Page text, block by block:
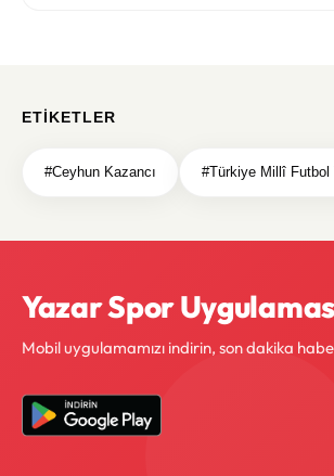
ETIKETLER
#Ceyhun Kazancı #Türkiye Millî Futbol
Yazar Spor
Mobil uygulamamızı indirin, son dakika